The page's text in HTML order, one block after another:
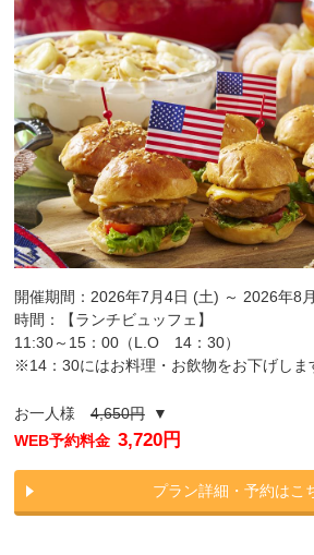
開催期間：2026年7月4日 (土) ～ 2026年8
時間：【ランチビュッフェ】
11:30～15：00（L.O 14：30）
※14：30にはお料理・お飲物をお下げしま
お一人様4,650円▼
WEB予約料金 3,720円
プラン詳細・予約はこ